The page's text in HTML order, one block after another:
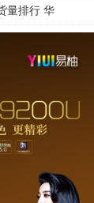
量排行 华